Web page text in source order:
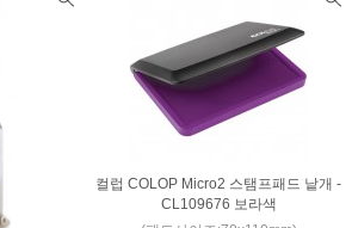
컬럽 COLOP Micro2 스탬프패드 낱개 -
CL109676 보라색